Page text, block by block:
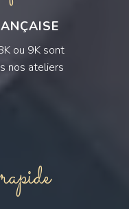
ou 9K sont
nos ateliers